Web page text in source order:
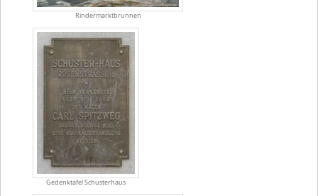
Rindermarktbrunnen
Gedenktafel Schusterhaus